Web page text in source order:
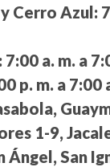
Cerro Azul:
7:00 a. m. a
p. m. a 7:00
1-9,
Ángel, San